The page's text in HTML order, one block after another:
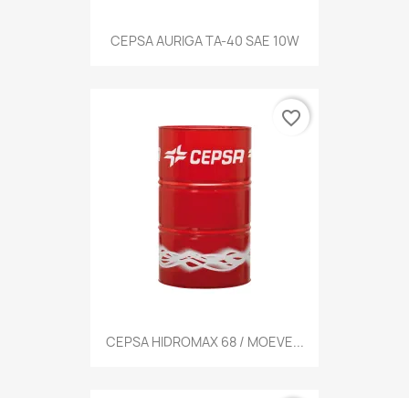
CEPSA AURIGA TA-40 SAE 10W
CEPSA HIDROMAX 68 / MOEVE...
favorite_border